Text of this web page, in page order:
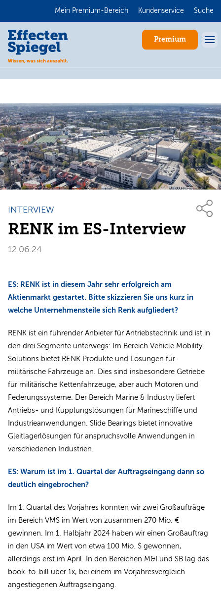
Mein Premium-Bereich Kundenservice Suche
Premium
INTERVIEW
RENK im ES-Interview
12.06.24
ES: RENK ist in diesem Jahr sehr erfolgreich am
Aktienmarkt gestartet. Bitte skizzieren Sie uns kurz in
welche Unternehmensteile sich Renk aufgliedert?
RENK ist ein führender Anbieter für Antriebstechnik und ist in
den drei Segmente unterwegs: Im Bereich Vehicle Mobility
Solutions bietet RENK Produkte und Lösungen für
militärische Fahrzeuge an. Dies sind insbesondere Getriebe
für militärische Kettenfahrzeuge, aber auch Motoren und
Federungssysteme. Der Bereich Marine & Industry ­liefert
Antriebs- und Kupplungslösungen für Marineschiffe und
Industrie­anwendungen. Slide Bearings bietet innovative
Gleitlagerlösungen für anspruchsvolle Anwendungen in
verschiedenen Industrien.
ES: Warum ist im 1. Quartal der Auftragseingang dann so
deutlich eingebrochen?
Im 1. Quartal des Vorjahres konnten wir zwei Großaufträge
im Bereich VMS im Wert von zusammen 270 Mio. €
gewinnen. Im 1. Halbjahr 2024 haben wir einen Großauftrag
in den USA im Wert von etwa 100 Mio. $ gewonnen,
allerdings erst im April. In den Bereichen M&I und SB lag das
book-to-bill über 1x, bei einem im Vorjahresvergleich
angestiegenen Auftragseingang.
Anmelden